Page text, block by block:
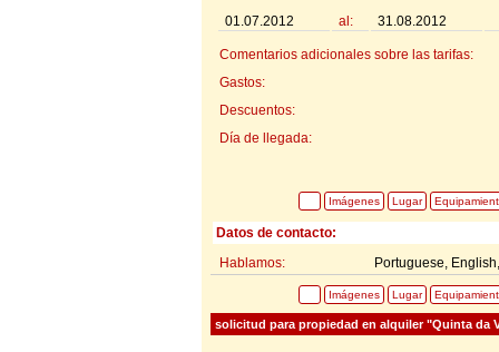
01.07.2012
al: 31.08.2012
Comentarios adicionales sobre las tarifas:
Gastos:
Descuentos:
Día de llegada:
Imágenes Lugar
Datos de contacto:
Hablamos:
Portuguese,
Imágenes Lugar
solicitud para propiedad en alquiler "Quinta da